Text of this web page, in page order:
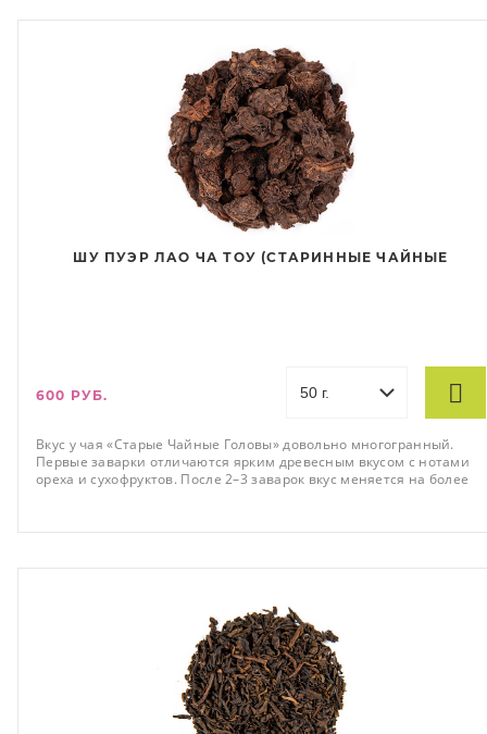
ШУ ПУЭР ЛАО ЧА ТОУ (СТАРИННЫЕ ЧАЙНЫЕ
600 РУБ.
Вкус у чая «Старые Чайные Головы» довольно многогранный.
Первые заварки отличаются ярким древесным вкусом с нотами
ореха и сухофруктов. После 2–3 заварок вкус меняется на более
приятный.